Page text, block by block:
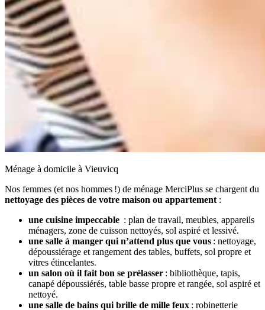
Ménage à domicile à Vieuvicq
Nos femmes (et nos hommes !) de ménage MerciPlus se chargent du
nettoyage des pièces de votre maison ou appartement :
une cuisine impeccable : plan de travail, meubles, appareils
ménagers, zone de cuisson nettoyés, sol aspiré et lessivé.
une salle à manger qui n’attend plus que vous : nettoyage,
dépoussiérage et rangement des tables, buffets, sol propre et
vitres étincelantes.
un salon où il fait bon se prélasser : bibliothèque, tapis,
canapé dépoussiérés, table basse propre et rangée, sol aspiré et
nettoyé.
une salle de bains qui brille de mille feux : robinetterie